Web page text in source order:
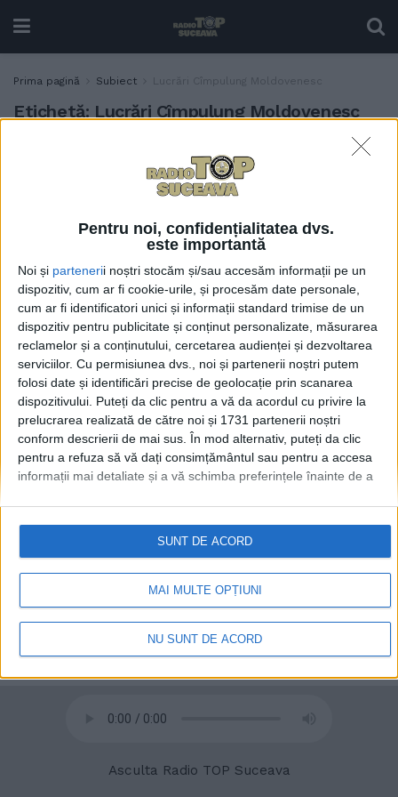
Pentru noi, confidențialitatea dvs.
este importantă
Noi și partenerii noștri stocăm și/sau accesăm informații pe un
dispozitiv, cum ar fi cookie-urile, și procesăm date personale,
cum ar fi identificatori unici și informații standard trimise de un
dispozitiv pentru publicitate și conținut personalizate, măsurarea
reclamelor și a conținutului, cercetarea audienței și dezvoltarea
serviciilor. Cu permisiunea dvs., noi și partenerii noștri putem
folosi date și identificări precise de geolocație prin scanarea
dispozitivului. Puteți da clic pentru a vă da acordul cu privire la
prelucrarea realizată de către noi și 1731 partenerii noștri
conform descrierii de mai sus. În mod alternativ, puteți da clic
pentru a refuza să vă dați consimțământul sau pentru a accesa
informații mai detaliate și a vă schimba preferințele înainte de a
retrageți consimțământul în orice moment, revenind la acest site
și făcând clic pe butonul "Confidențialitate" din partea de jos a
paginii web.
MAI MULTE OPȚIUNI
NU SUNT DE ACORD
SUNT DE ACORD
Prima pagină Subiect Lucrări Cîmpulung Moldovenesc
Etichetă: Lucrări Cîmpulung Moldovenesc
Raed Arafat este așteptat la
Cîmpulung Moldovenesc
pentru a vedea care este
aeromedical
26 OCTOMBRIE, 2024
© 2020 Radio TOP Suceava 104 FM
Asculta Radio TOP Suceava